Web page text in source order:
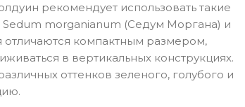
рекомендует использовать такие
morganianum (Седум Моргана) и
отличаются компактным размером,
в вертикальных конструкциях.
оттенков зеленого, голубого и